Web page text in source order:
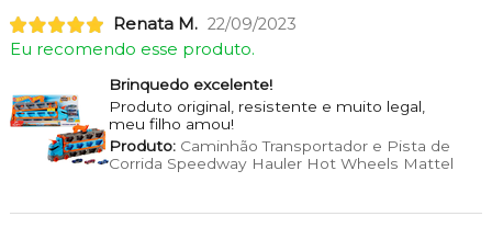
Renata M. 22/09/2023
Eu recomendo esse produto.
Brinquedo excelente!
Produto original, resistente e muito legal,
meu filho amou!
Produto:Caminhão Transportador e Pista de
Corrida Speedway Hauler Hot Wheels Mattel